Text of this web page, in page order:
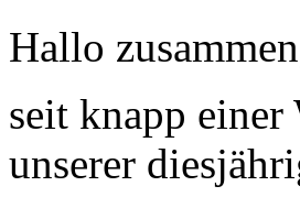
Hallo
seit knapp einer
unserer